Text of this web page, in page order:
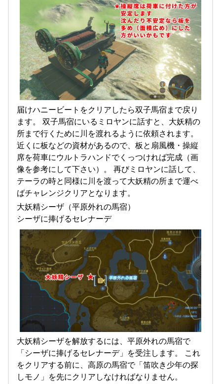
届けハニービートをクリアしたら双子馬宿まで戻り
ます。 双子馬宿にいるミロヤンに話すと、大妖精の
所まで行くために川を渡れるように依頼されます。
近くに板などの資材があるので、板と扇風機・操縦
席を荷車にウルトラハンドでくっつければ完成（画
像を参考にして下さい）。 再びミロヤンに話して、
テーラの時と同様に川を渡って大妖精の所まで運べ
ばチャレンジクリアとなります。
大妖精シーザ（平原外れの馬宿）
シーザに捧げるセレナーデ
大妖精シーザを解放するには、平原外れの馬宿で
「シーザに捧げるセレナーデ」を受注します。 これ
をクリアする前に、高原の馬宿で「笛吹き少年の探
しモノ」を先にクリアしなければなりません。